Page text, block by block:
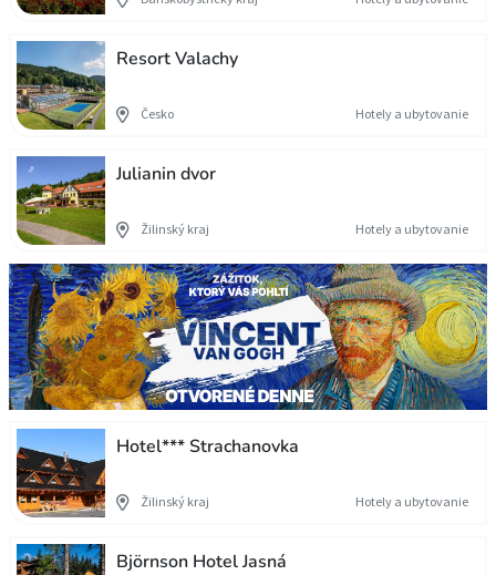
Resort Valachy
Česko Hotely a ubytovanie
Julianin dvor
Žilinský kraj Hotely a ubytovanie
Hotel*** Strachanovka
Žilinský kraj Hotely a ubytovanie
Björnson Hotel Jasná